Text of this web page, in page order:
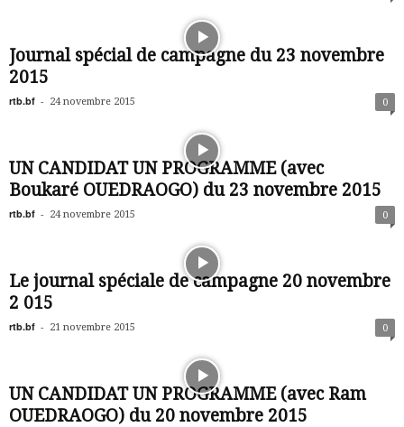
Journal spécial de campagne du 23 novembre
2015
rtb.bf - 24 novembre 2015 0
UN CANDIDAT UN PROGRAMME (avec
Boukaré OUEDRAOGO) du 23 novembre 2015
rtb.bf - 24 novembre 2015 0
Le journal spéciale de campagne 20 novembre
2 015
rtb.bf - 21 novembre 2015 0
UN CANDIDAT UN PROGRAMME (avec Ram
OUEDRAOGO) du 20 novembre 2015